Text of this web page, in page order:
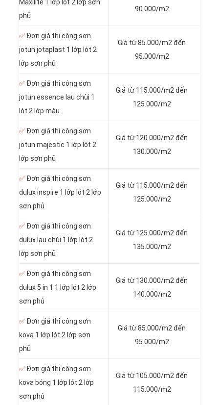
Maxilite 1 lớp lót 2 lớp sơn
phủ
90.000/m2
✅ Đơn giá thi công sơn
jotun jotaplast 1 lớp lót 2
lớp sơn phủ
Giá từ 85.000/m2 đến
95.000/m2
✅ Đơn giá thi công sơn
jotun essence lau chùi 1
lót 2 lớp màu
Giá từ 115.000/m2 đến
125.000/m2
✅ Đơn giá thi công sơn
jotun majestic 1 lớp lót 2
lớp sơn phủ
Giá từ 120.000/m2 đến
130.000/m2
✅ Đơn giá thi công sơn
dulux inspire 1 lớp lót 2 lớp
sơn phủ
Giá từ 115.000/m2 đến
125.000/m2
✅ Đơn giá thi công sơn
dulux lau chùi 1 lớp lót 2
lớp sơn phủ
Giá từ 125.000/m2 đến
135.000/m2
✅ Đơn giá thi công sơn
dulux 5 in 1 1 lớp lót 2 lớp
sơn phủ
Giá từ 130.000/m2 đến
140.000/m2
✅ Đơn giá thi công sơn
kova 1 lớp lót 2 lớp sơn
phủ
Giá từ 85.000/m2 đến
95.000/m2
✅ Đơn giá thi công sơn
kova bóng 1 lớp lót 2 lớp
sơn phủ
Giá từ 105.000/m2 đến
115.000/m2